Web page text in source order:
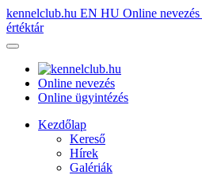
kennelclub.hu EN HU Online nevezés
értéktár
Online nevezés
Online ügyintézés
Kezdőlap
Kereső
Hírek
Galériák